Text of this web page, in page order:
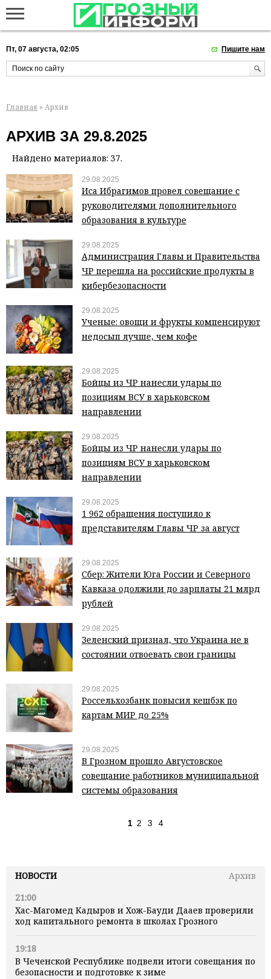
Пт, 07 августа, 02:05 Пишите нам
НОВОСТИ
Архив
21:00
Хас-Магомед Кадыров и Хож-Бауди Дааев проверили
ход капитального ремонта в школах Грозного
19:18
В Чеченской Республике подвели итоги совещания по
безопасности и подготовке к зиме
Главная » Архив
АРХИВ ЗА 29.8.2025
Найдено материалов: 37.
29.08.2025
Иса Ибрагимов провел совещание с
руководителями дополнительного
образования в культуре
29.08.2025
Администрация Главы и Правительства
ЧР перешла на российские продукты в
кибербезопасности
29.08.2025
Ученые: овощи и фрукты компенсируют
недосып лучше, чем кофе
29.08.2025
Бойцы из ЧР нанесли удары по
позициям ВСУ в харьковском
направлении
29.08.2025
Бойцы из ЧР нанесли удары по
позициям ВСУ в харьковском
направлении
29.08.2025
1 962 обращения поступило к
представителям Главы ЧР за август
29.08.2025
Сбер: Жители Юга России и Северного
Кавказа одолжили до зарплаты 21 млрд
рублей
29.08.2025
Зеленский признал, что Украина не в
состоянии отвоевать свои границы
29.08.2025
Россельхозбанк повысил кешбэк по
картам МИР до 25%
29.08.2025
В Грозном прошло Августовское
совещание работников муниципальной
системы образования
1 2 3 4